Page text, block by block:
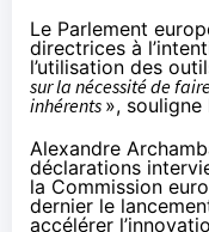
Le Parlement
directrices à
l’utilisation des
sur la nécessité de
inhérents »,
Alexandre
déclarations
la Commission
dernier le
accélérer